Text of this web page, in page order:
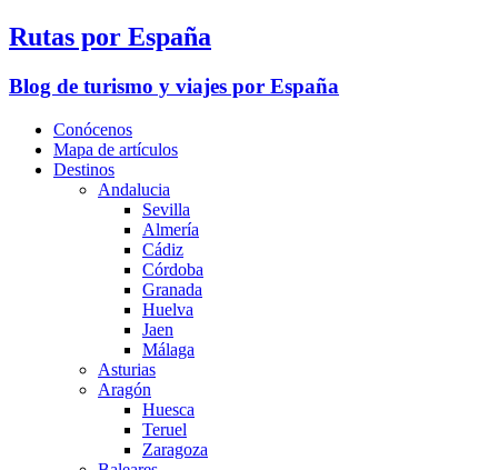
Rutas por España
Blog de turismo y viajes por España
Conócenos
Mapa de artículos
Destinos
Andalucia
Sevilla
Almería
Cádiz
Córdoba
Granada
Huelva
Jaen
Málaga
Asturias
Aragón
Huesca
Teruel
Zaragoza